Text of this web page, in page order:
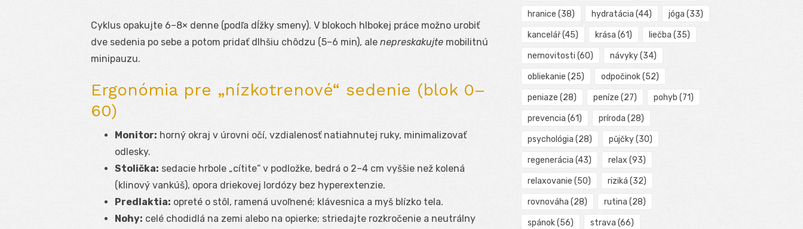
Cyklus opakujte 6–8× denne (podľa dĺžky smeny). V blokoch hlbokej práce možno urobiť
dve sedenia po sebe a potom pridať dlhšiu chôdzu (5–6 min), ale nepreskakujte mobilitnú
minipauzu.
Ergonómia pre „nízkotrenové“ sedenie (blok 0–
60)
Monitor: horný okraj v úrovni očí, vzdialenosť natiahnutej ruky, minimalizovať
odlesky.
Stolička: sedacie hrbole „cítite“ v podložke, bedrá o 2–4 cm vyššie než kolená
(klinový vankúš), opora driekovej lordózy bez hyperextenzie.
Predlaktia: opreté o stôl, ramená uvoľnené; klávesnica a myš blízko tela.
Nohy: celé chodidlá na zemi alebo na opierke; striedajte rozkročenie a neutrálny
hranice (38) hydratácia (44) jóga (33)
kancelář(45) krása (61) liečba (35)
nemovitosti (60) návyky(34)
obliekanie (25) odpočinok(52)
peniaze (28) peníze (27) pohyb (71)
prevencia (61) príroda (28)
psychológia (28) půjčky(30)
regenerácia (43) relax (93)
relaxovanie (50) riziká (32)
rovnováha (28) rutina (28)
spánok(56) strava (66)